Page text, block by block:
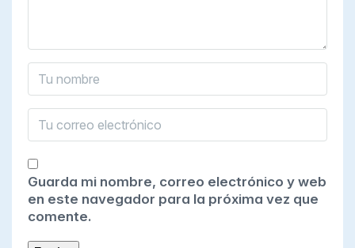
Guarda mi nombre, correo electrónico y web
en este navegador para la próxima vez que
comente.